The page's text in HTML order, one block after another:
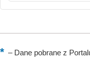
–Dane pobrane z